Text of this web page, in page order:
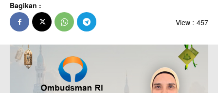
Bagikan :
View : 457